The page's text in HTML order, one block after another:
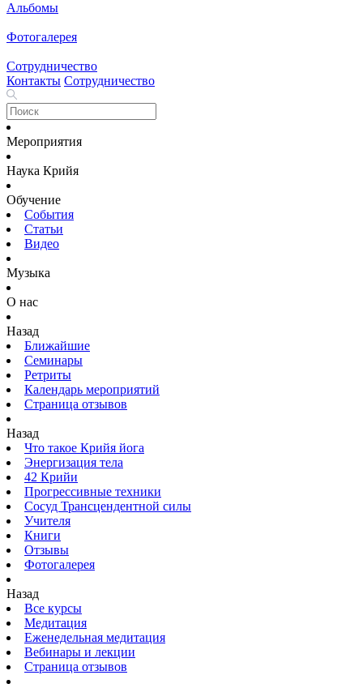
Альбомы
Фотогалерея
Сотрудничество
Контакты Сотрудничество
Мероприятия
Наука Крийя
Обучение
События
Статьи
Видео
Музыка
О нас
Назад
Ближайшие
Семинары
Ретриты
Календарь мероприятий
Страница отзывов
Назад
Что такое Крийя йога
Энергизация тела
42 Крийи
Прогрессивные техники
Сосуд Трансцендентной силы
Учителя
Книги
Отзывы
Фотогалерея
Назад
Все курсы
Медитация
Еженедельная медитация
Вебинары и лекции
Страница отзывов